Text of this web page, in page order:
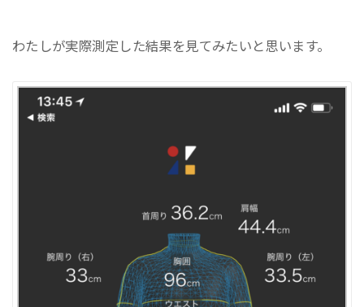
わたしが実際測定した結果を見てみたいと思います。